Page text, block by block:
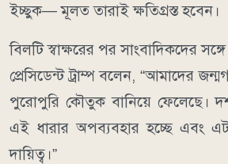
ইচ্ছুক— মূলত তারাই ক্ষতিগ্রস্ত হবেন।
বিলটি স্বাক্ষরের পর সাংবাদিকদের
প্রেসিডেন্ট ট্রাম্প বলেন, “আমাদের
পুরোপুরি কৌতুক বানিয়ে ফেলেছে।
এই ধারার অপব্যবহার হচ্ছে এবং
দায়িত্ব।”